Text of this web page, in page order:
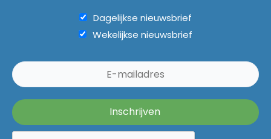
Dagelijkse nieuwsbrief
Wekelijkse nieuwsbrief